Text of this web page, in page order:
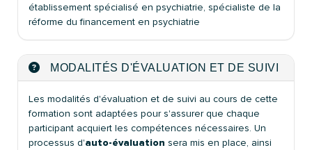
établissement spécialisé en psychiatrie, spécialiste de la
réforme du financement en psychiatrie
MODALITÉS D'ÉVALUATION ET DE SUIVI
Les modalités d'évaluation et de suivi au cours de cette
formation sont adaptées pour s'assurer que chaque
participant acquiert les compétences nécessaires. Un
processus d'auto-évaluation sera mis en place, ainsi